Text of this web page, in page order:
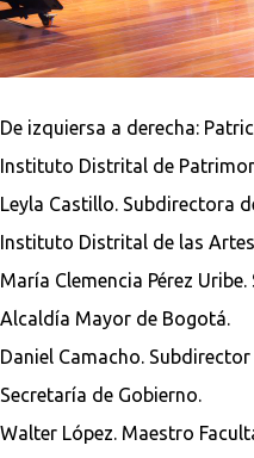
De izquiersa a derecha:
Instituto Distrital de
Leyla Castillo. Subdirectora
Instituto Distrital de las
María Clemencia Pérez
Alcaldía Mayor de Bogotá.
Daniel Camacho.
Secretaría de Gobierno.
Walter López. Maestro